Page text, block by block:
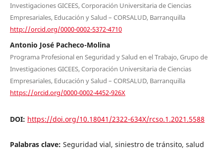
Investigaciones GICEES, Corporación Universitaria de Ciencias
Empresariales, Educación y Salud – CORSALUD, Barranquilla
http://orcid.org/0000-0002-5372-4710
Antonio José Pacheco-Molina
Programa Profesional en Seguridad y Salud en el Trabajo, Grupo de
Investigaciones GICEES, Corporación Universitaria de Ciencias
Empresariales, Educación y Salud – CORSALUD, Barranquilla
https://orcid.org/0000-0002-4452-926X
DOI: https://doi.org/10.18041/2322-634X/rcso.1.2021.5588
Palabras clave: Seguridad vial, siniestro de tránsito, salud